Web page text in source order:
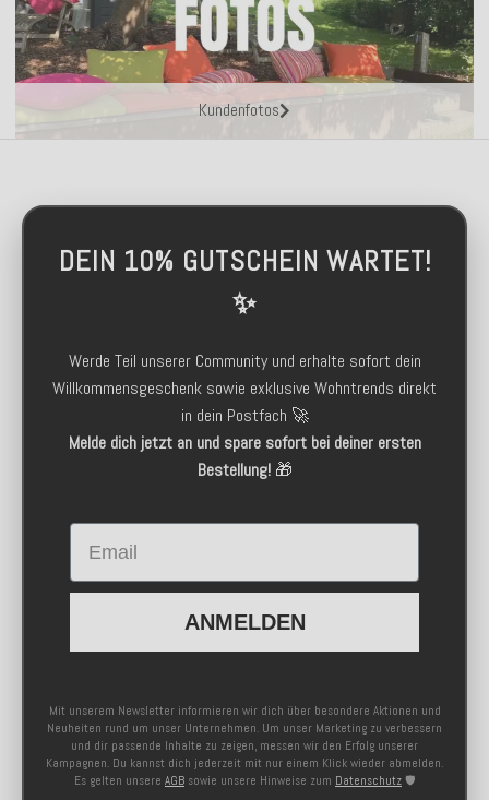
Kundenfotos
DEIN 10% GUTSCHEIN WARTET!
✨
Werde Teil unserer Community und erhalte sofort dein
Willkommensgeschenk sowie exklusive Wohntrends direkt
in dein Postfach 🚀
Melde dich jetzt an und spare sofort bei deiner ersten
Bestellung!🎁
Email
ANMELDEN
Mit unserem Newsletter informieren wir dich über besondere Aktionen und
Neuheiten rund um unser Unternehmen. Um unser Marketing zu verbessern
und dir passende Inhalte zu zeigen, messen wir den Erfolg unserer
Kampagnen. Du kannst dich jederzeit mit nur einem Klick wieder abmelden.
Es gelten unsere AGB sowie unsere Hinweise zum Datenschutz 🛡️